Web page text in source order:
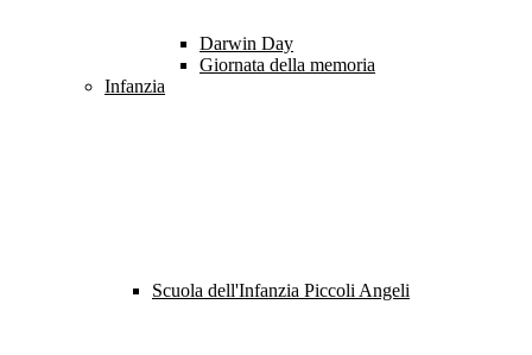
Darwin Day
Giornata della memoria
Infanzia
Scuola dell'Infanzia Piccoli Angeli